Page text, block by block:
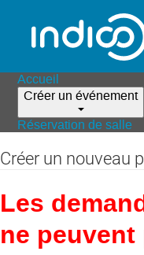
Accueil
Créer un événement
Réservation de salle
Créer un nouveau
Les
ne